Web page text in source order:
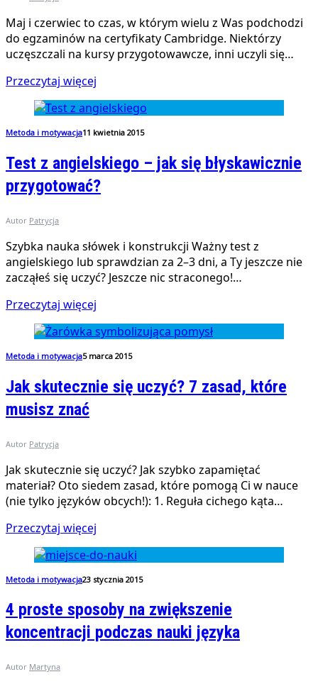
Maj i czerwiec to czas, w którym wielu z Was podchodzi
do egzaminów na certyfikaty Cambridge. Niektórzy
uczęszczali na kursy przygotowawcze, inni uczyli się…
Przeczytaj więcej
Metoda i motywacja11 kwietnia 2015
Test z angielskiego – jak się błyskawicznie
przygotować?
Autor Patrycja
Szybka nauka słówek i konstrukcji Ważny test z
angielskiego lub sprawdzian za 2–3 dni, a Ty jeszcze nie
zacząłeś się uczyć? Jeszcze nic straconego!…
Przeczytaj więcej
Metoda i motywacja5 marca 2015
Jak skutecznie się uczyć? 7 zasad, które
musisz znać
Autor Patrycja
Jak skutecznie się uczyć? Jak szybko zapamiętać
materiał? Oto siedem zasad, które pomogą Ci w nauce
(nie tylko języków obcych!): 1. Reguła cichego kąta…
Przeczytaj więcej
Metoda i motywacja23 stycznia 2015
4 proste sposoby na zwiększenie
koncentracji podczas nauki języka
Autor Martyna